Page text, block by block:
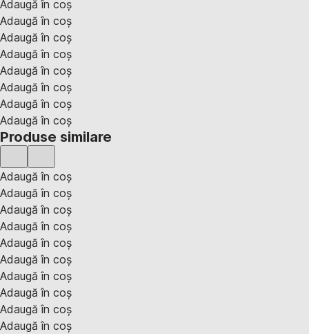
Adaugă în coș
Adaugă în coș
Adaugă în coș
Adaugă în coș
Adaugă în coș
Adaugă în coș
Adaugă în coș
Adaugă în coș
Produse similare
Adaugă în coș
Adaugă în coș
Adaugă în coș
Adaugă în coș
Adaugă în coș
Adaugă în coș
Adaugă în coș
Adaugă în coș
Adaugă în coș
Adaugă în coș